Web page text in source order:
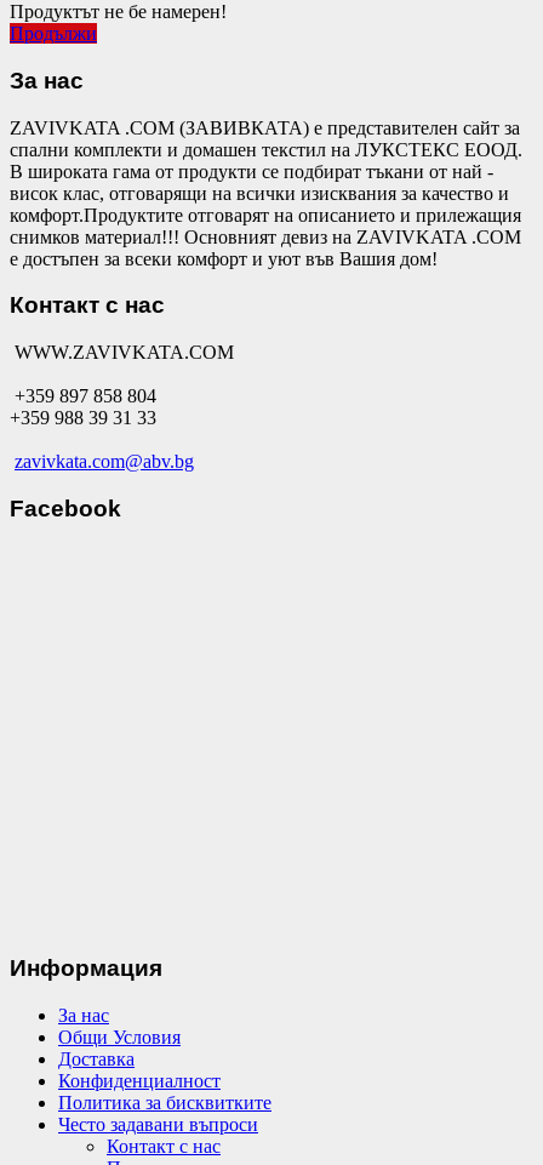
Продуктът не бе намерен!
Продължи
За нас
ZAVIVKATA .COM (ЗАВИВКАТА) е представителен сайт за
спални комплекти и домашен текстил на ЛУКСТЕКС ЕООД.
В широката гама от продукти се подбират тъкани от най -
висок клас, отговарящи на всички изисквания за качество и
комфорт.Продуктите отговарят на описанието и прилежащия
снимков материал!!! Основният девиз на ZAVIVKATA .COM
е достъпен за всеки комфорт и уют във Вашия дом!
Контакт с нас
WWW.ZAVIVKATA.COM
+359 897 858 804
+359 988 39 31 33
zavivkata.com@abv.bg
Facebook
Информация
За нас
Общи Условия
Доставка
Конфиденциалност
Политика за бисквитките
Често задавани въпроси
Контакт с нас